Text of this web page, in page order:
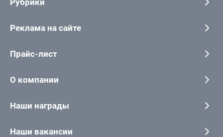
Реклама на сайте
Прайс-лист
О компании
Наши награды
Наши вакансии